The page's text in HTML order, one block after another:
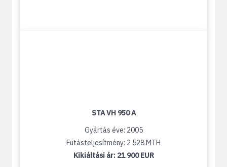
STA VH 950 A
Gyártás éve: 2005
Futásteljesítmény: 2 528 MTH
Kikiáltási ár: 21 900 EUR